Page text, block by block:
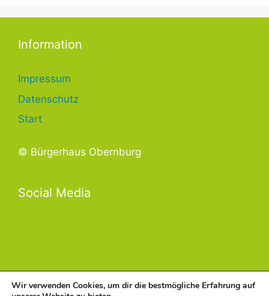
Information
Impressum
Datenschutz
Start
© Bürgerhaus Obernburg
Social Media
Wir verwenden Cookies, um dir die bestmögliche Erfahrung auf